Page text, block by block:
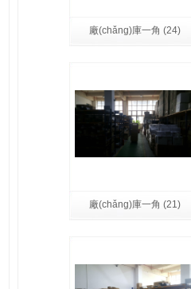
廠(chǎng)庫一角 (24)
廠(chǎng)庫一角 (21)